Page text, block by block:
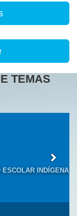
TEMAS
ESCOLAR INDÍGENA